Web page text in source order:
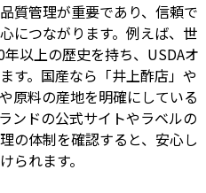
質管理が重要であり、信頼で
につながります。例えば、世
以上の歴史を持ち、USDAオ
す。国産なら「井上酢店」や
原料の産地を明確にしている
ンドの公式サイトやラベルの
の体制を確認すると、安心し
られます。